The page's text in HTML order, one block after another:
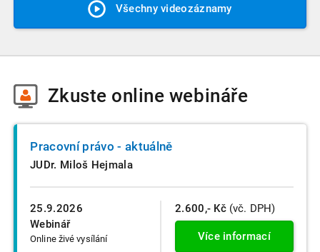
Všechny videozáznamy
Zkuste online webináře
25.9.2026
Webinář
Online živé vysílání
Pracovní právo - aktuálně
JUDr. Miloš Hejmala
2.600,- Kč (vč. DPH)
Více informací